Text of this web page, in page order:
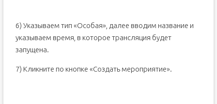
6) Указываем тип «Особая», далее вводим название и
указываем время, в которое трансляция будет
запущена.
7) Кликните по кнопке «Создать мероприятие».